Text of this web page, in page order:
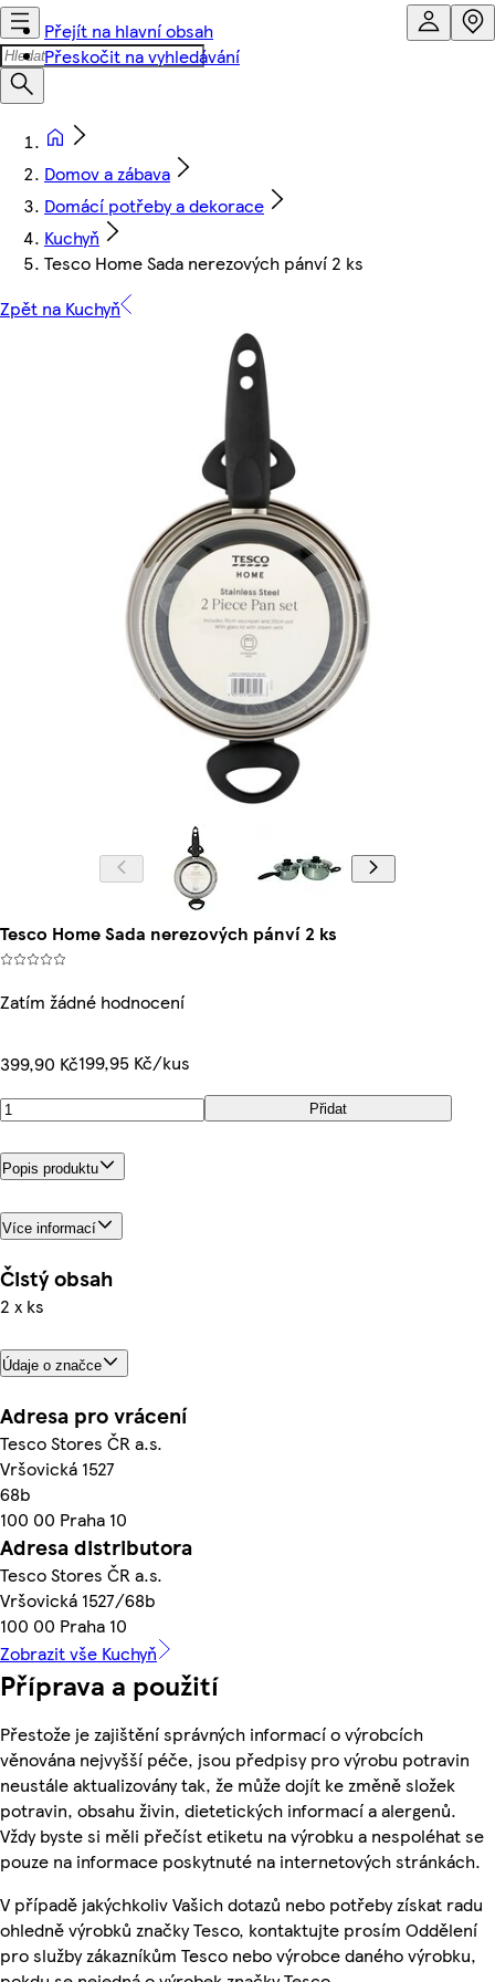
Přejít na hlavní obsah
Přeskočit na vyhledávání
Domov a zábava
Domácí potřeby a dekorace
Kuchyň
Tesco Home Sada nerezových pánví 2 ks
Zpět na Kuchyň
Tesco Home Sada nerezových pánví 2 ks
Zatím žádné hodnocení
399,90 Kč199,95 Kč/kus
Přidat
Popis produktu
Více informací
Čistý obsah
2 x ks
Údaje o značce
Adresa pro vrácení
Tesco Stores ČR a.s.
Vršovická 1527
68b
100 00 Praha 10
Adresa distributora
Tesco Stores ČR a.s.
Vršovická 1527/68b
100 00 Praha 10
Zobrazit vše Kuchyň
Příprava a použití
Přestože je zajištění správných informací o výrobcích
věnována nejvyšší péče, jsou předpisy pro výrobu potravin
neustále aktualizovány tak, že může dojít ke změně složek
potravin, obsahu živin, dietetických informací a alergenů.
Vždy byste si měli přečíst etiketu na výrobku a nespoléhat se
pouze na informace poskytnuté na internetových stránkách.
V případě jakýchkoliv Vašich dotazů nebo potřeby získat radu
ohledně výrobků značky Tesco, kontaktujte prosím Oddělení
pro služby zákazníkům Tesco nebo výrobce daného výrobku,